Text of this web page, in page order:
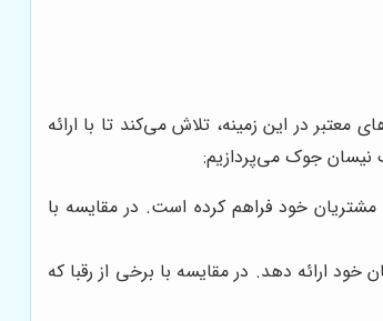
معتبر در این زمینه، تلاش می‌کند تا با ارائه
نیسان جوک می‌پردازیم:
مشتریان خود فراهم کرده است. در مقایسه با
ارائه دهد. در مقایسه با برخی از رقبا که